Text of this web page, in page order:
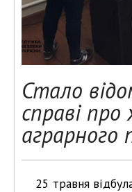
Стало
справі про
аграрного
25 травня